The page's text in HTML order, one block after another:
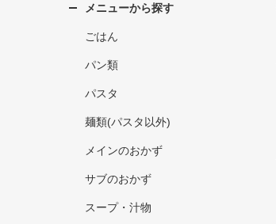
メニューから探す
ごはん
パン類
パスタ
麺類(パスタ以外)
メインのおかず
サブのおかず
スープ・汁物